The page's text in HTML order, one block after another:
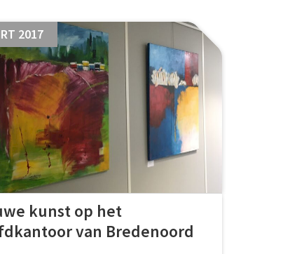
2017
kunst op het
van Bredenoord